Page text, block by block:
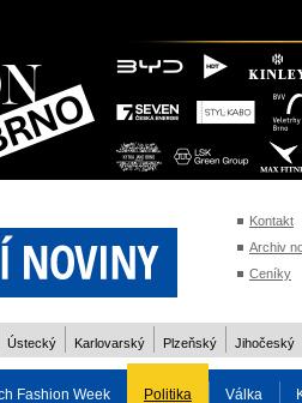
Kontakt
Archiv
Ceníky
Ústecký Karlovarský Plzeňský Jihočeský
Fashion Week Politika Válka